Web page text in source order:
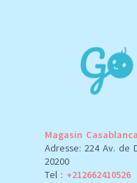
Magasin
Adresse: 224 Av. de
20200
Tel : +212662410526